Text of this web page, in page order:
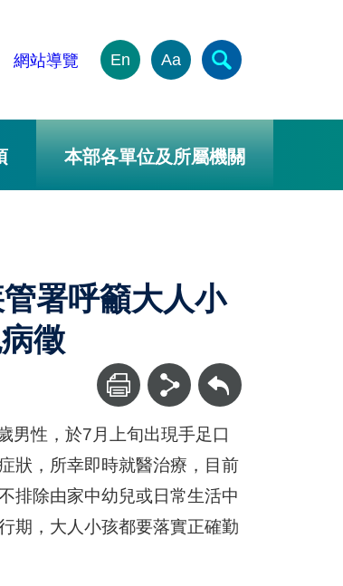
網站導覽 En Aa
本部各單位及所屬機關
署呼籲大人小
徵
回上一頁
男性，於7月上旬出現手足口
狀，所幸即時就醫治療，目前
排除由家中幼兒或日常生活中
期，大人小孩都要落實正確勤